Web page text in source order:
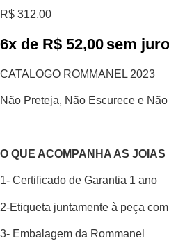
R$ 312,00
6x de R$ 52,00 sem
CATALOGO ROMMANEL 2023
Não Preteja, Não Escurece e
O QUE ACOMPANHA AS
1- Certificado de Garantia 1 ano
2-Etiqueta juntamente à peça
3- Embalagem da Rommanel